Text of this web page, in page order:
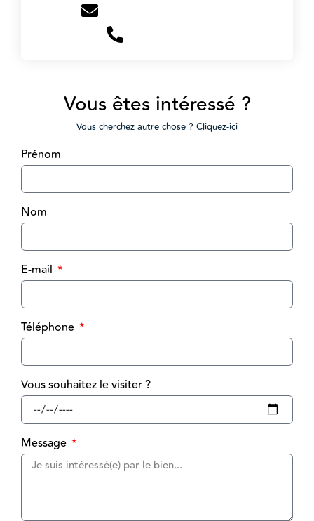
Vous êtes intéressé ?
Vous cherchez autre chose ? Cliquez-ici
Prénom
Nom
E-mail
Téléphone
Vous souhaitez le visiter ?
Message